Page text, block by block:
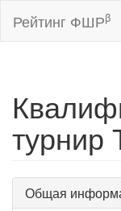
Рейтинг ФШРβ
турнир
Общая